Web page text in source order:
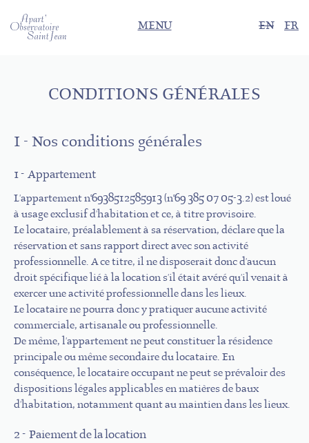
MENU EN FR
CONDITIONS GÉNÉRALES
I - Nos conditions générales
1 - Appartement
L'appartement n°6938512585913 (n°69 385 07 05-3.2) est loué
à usage exclusif d'habitation et ce, à titre provisoire.
Le locataire, préalablement à sa réservation, déclare que la
réservation et sans rapport direct avec son activité
professionnelle. A ce titre, il ne disposerait donc d'aucun
droit spécifique lié à la location s'il était avéré qu'il venait à
exercer une activité professionnelle dans les lieux.
Le locataire ne pourra donc y pratiquer aucune activité
commerciale, artisanale ou professionnelle.
De même, l'appartement ne peut constituer la résidence
principale ou même secondaire du locataire. En
conséquence, le locataire occupant ne peut se prévaloir des
dispositions légales applicables en matières de baux
d'habitation, notamment quant au maintien dans les lieux.
2 - Paiement de la location